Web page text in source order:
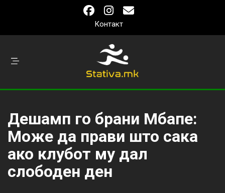
Контакт
Дешамп го брани Мбапе:
Може да прави што сака
ако клубот му дал
слободен ден